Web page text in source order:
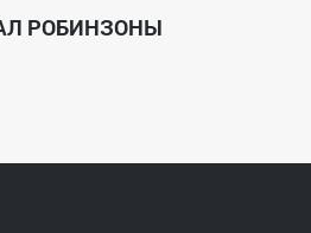
РОБИНЗОНЫ